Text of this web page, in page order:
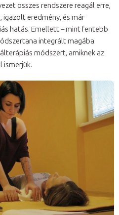
összes rendszere reagál erre,
igazolt eredmény, és már
hatás. Emellett – mint fentebb
integrált magába
módszert, amiknek az
ismerjük.